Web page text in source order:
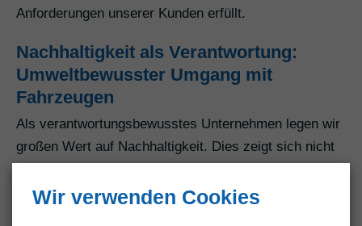
Anforderungen unserer Kunden erfüllt.
Nachhaltigkeit als Verantwortung:
Umweltbewusster Umgang mit
Fahrzeugen
Als verantwortungsbewusstes Unternehmen legen wir
großen Wert auf Nachhaltigkeit. Dies zeigt sich nicht
Zustand, sondern auch in unserer umweltfreundlichen
Wir verwenden Cookies